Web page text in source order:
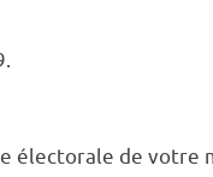
électorale de votre